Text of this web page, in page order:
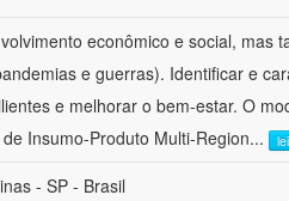
econômico e social, mas
e guerras). Identificar e
e melhorar o bem-estar. O
Insumo-Produto Multi-Region...
- SP - Brasil